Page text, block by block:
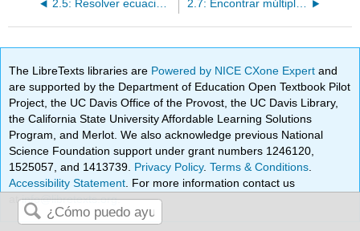
2.5: Resolver ecuaciones usando las propiedades de resta y suma de la igualdad (Parte 1)
The LibreTexts libraries are Powered by NICE CXone Expertand
are supported by the Department of Education Open Textbook Pilot
Project, the UC Davis Office of the Provost, the UC Davis Library,
the California State University Affordable Learning Solutions
Program, and Merlot. We also acknowledge previous National
Science Foundation support under grant numbers 1246120,
1525057, and 1413739. Privacy Policy.Terms & Conditions
Accessibility Statement . For more information contact us
atinfo@libretexts.org.